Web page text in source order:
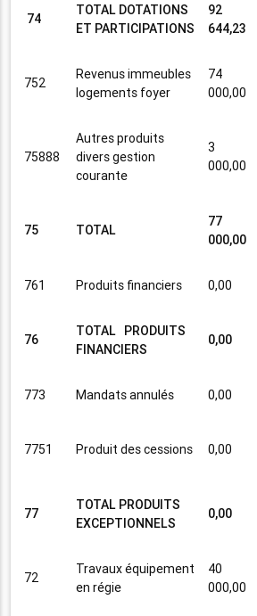
74
TOTAL DOTATIONS
ET PARTICIPATIONS
92
644,23
752
Revenus immeubles
logements foyer
74
000,00
75888
Autres produits
divers gestion
courante
3
000,00
75 TOTAL
77
000,00
761 Produits financiers 0,00
76
TOTAL PRODUITS
FINANCIERS
0,00
773 Mandats annulés 0,00
7751 Produit des cessions 0,00
77
TOTAL PRODUITS
EXCEPTIONNELS
0,00
72
Travaux équipement
en régie
40
000,00